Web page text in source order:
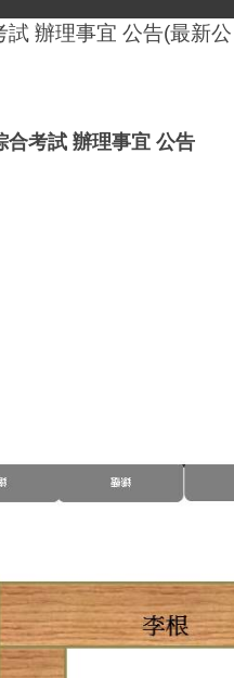
辦理事宜 公告(最新公
合考試 辦理事宜 公告